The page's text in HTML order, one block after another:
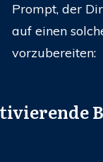
Prompt, der
auf einen
vorzubereiten: